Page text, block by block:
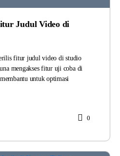
Judul Video di
fitur judul video di studio
mengakses fitur uji coba di
untuk optimasi
0